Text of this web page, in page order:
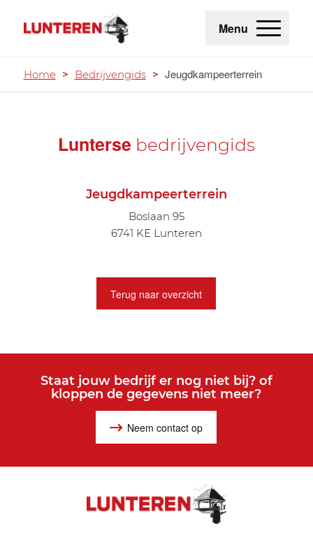
Menu
Home > Bedrijvengids > Jeugdkampeerterrein
Lunterse bedrijvengids
Jeugdkampeerterrein
Boslaan 95
6741 KE Lunteren
Terug naar overzicht
Staat jouw bedrijf er nog niet bij? of
kloppen de gegevens niet meer?
Neem contact op